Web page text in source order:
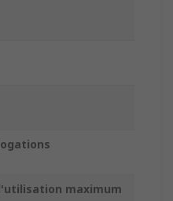
maximum